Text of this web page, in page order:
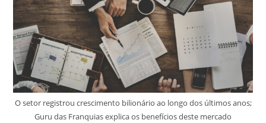
O setor registrou crescimento bilionário ao longo dos últimos anos;
Guru das Franquias explica os benefícios deste mercado